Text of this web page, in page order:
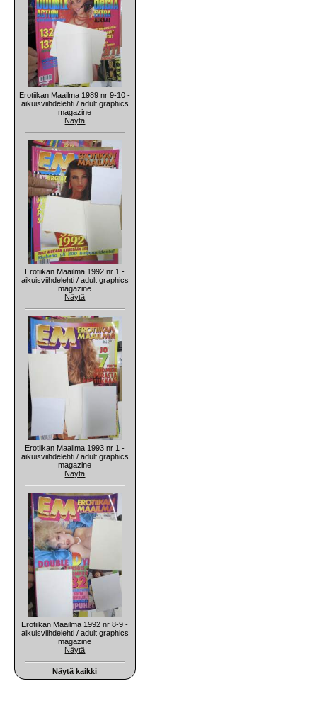
Erotiikan Maailma 1989 nr 9-10 -
aikuisviihdelehti / adult graphics
magazine
Näytä
Erotiikan Maailma 1992 nr 1 -
aikuisviihdelehti / adult graphics
magazine
Näytä
Erotiikan Maailma 1993 nr 1 -
aikuisviihdelehti / adult graphics
magazine
Näytä
Erotiikan Maailma 1992 nr 8-9 -
aikuisviihdelehti / adult graphics
magazine
Näytä
Näytä kaikki